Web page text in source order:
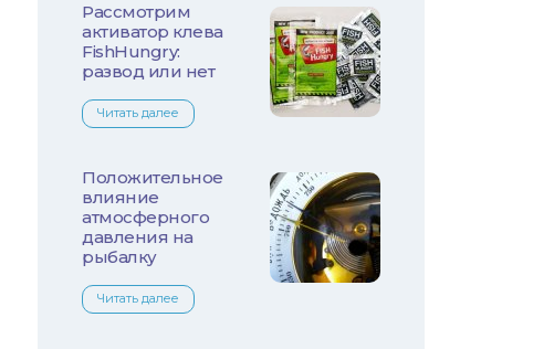
Голавль
Жерех
Лещ
Язь
Линь
Рассмотрим
активатор клева
FishHungry:
развод или нет
Читать далее
Положительное
влияние
атмосферного
давления на
рыбалку
Читать далее